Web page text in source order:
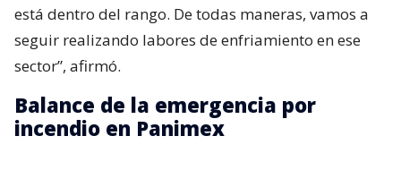
está dentro del rango. De todas maneras, vamos a
seguir realizando labores de enfriamiento en ese
sector”, afirmó.
Balance de la emergencia por
incendio en Panimex